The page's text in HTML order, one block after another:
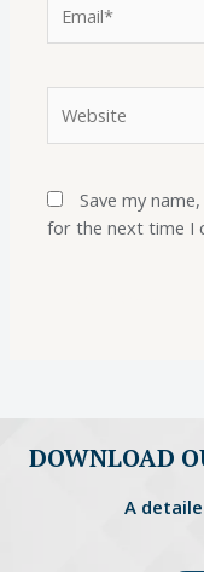
Save my
for the next time I
DOWNLOAD
A